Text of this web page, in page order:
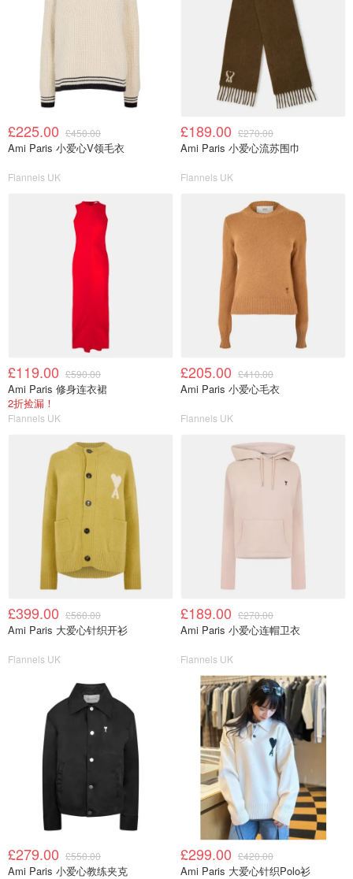
£225.00 £450.00
Ami Paris 小爱心V领毛衣
Flannels UK
£189.00 £270.00
Ami Paris 小爱心流苏围巾
Flannels UK
£119.00 £590.00
Ami Paris 修身连衣裙
2折捡漏！
Flannels UK
£205.00 £410.00
Ami Paris 小爱心毛衣
Flannels UK
£399.00 £560.00
Ami Paris 大爱心针织开衫
Flannels UK
£189.00 £270.00
Ami Paris 小爱心连帽卫衣
Flannels UK
£279.00 £550.00
Ami Paris 小爱心教练夹克
£299.00 £420.00
Ami Paris 大爱心针织Polo衫